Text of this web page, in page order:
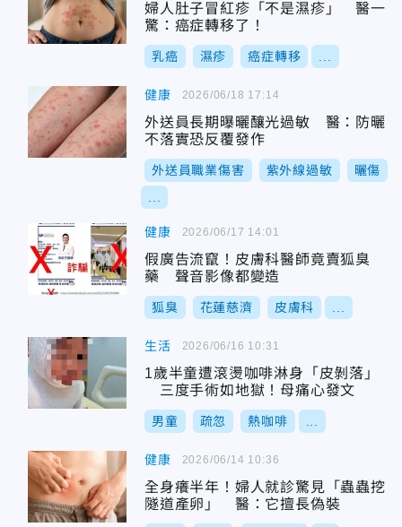
婦人肚子冒紅疹「不是濕疹」 醫一
驚：癌症轉移了！
乳癌 濕疹 癌症轉移
健康
外送員長期曝曬釀光過敏 醫：防曬
不落實恐反覆發作
外送員職業傷害 紫外線過敏 曬傷
2026/06/18 17:14
健康
假廣告流竄！皮膚科醫師竟賣狐臭
藥 聲音影像都變造
狐臭 花蓮慈濟 皮膚科
2026/06/17 14:01
生活
1歲半童遭滾燙咖啡淋身「皮剝落」
三度手術如地獄！母痛心發文
男童 疏忽 熱咖啡
2026/06/16 10:31
健康
全身癢半年！婦人就診驚見「蟲蟲挖
隧道產卵」 醫：它擅長偽裝
2026/06/14 10:36